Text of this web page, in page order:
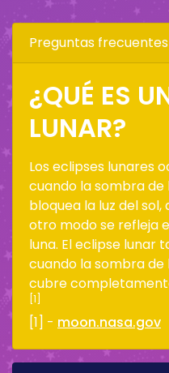
Preguntas
¿QUÉ ES
LUNAR?
Los eclipses lunares
cuando la sombra de
bloquea la luz del sol,
otro modo se refleja
luna. El eclipse lunar
cuando la sombra de
cubre
[1]
[1] - moon.nasa.gov